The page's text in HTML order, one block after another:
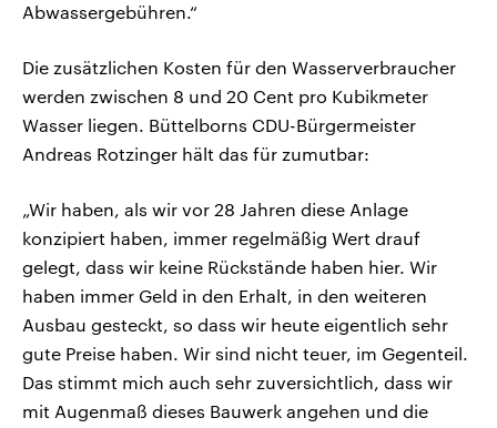
Abwassergebühren.“
Die zusätzlichen Kosten für den Wasserverbraucher
werden zwischen 8 und 20 Cent pro Kubikmeter
Wasser liegen. Büttelborns CDU-Bürgermeister
Andreas Rotzinger hält das für zumutbar:
„Wir haben, als wir vor 28 Jahren diese Anlage
konzipiert haben, immer regelmäßig Wert drauf
gelegt, dass wir keine Rückstände haben hier. Wir
haben immer Geld in den Erhalt, in den weiteren
Ausbau gesteckt, so dass wir heute eigentlich sehr
gute Preise haben. Wir sind nicht teuer, im Gegenteil.
Das stimmt mich auch sehr zuversichtlich, dass wir
mit Augenmaß dieses Bauwerk angehen und die